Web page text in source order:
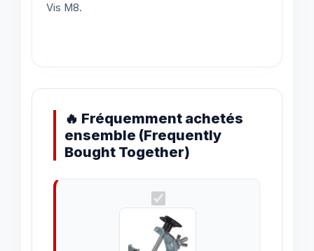
Vis M8.
🔥 Fréquemment achetés
ensemble (Frequently
Bought Together)